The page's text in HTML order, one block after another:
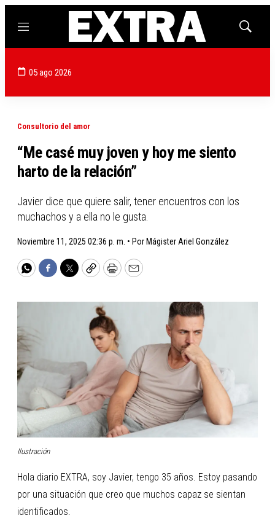
Menú
Mostrar
05 ago 2026
Consultorio del amor
“Me casé muy joven y hoy me siento
harto de la relación”
Javier dice que quiere salir, tener encuentros con los
muchachos y a ella no le gusta.
Noviembre 11, 2025 02:36 p. m. • Por Mágister Ariel González
WhatsApp
Facebook
TwitterCopyPrintEmail
Ilustración
Hola diario EXTRA, soy Javier, tengo 35 años. Estoy pasando
por una situación que creo que muchos capaz se sientan
identificados.